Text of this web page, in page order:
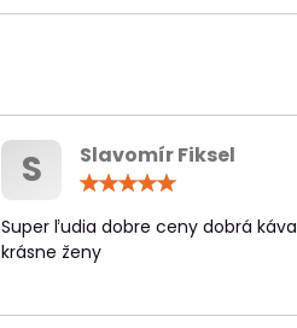
S
Slavomír Fiksel
/
5
Super ľudia dobre ceny dobrá káva
krásne ženy